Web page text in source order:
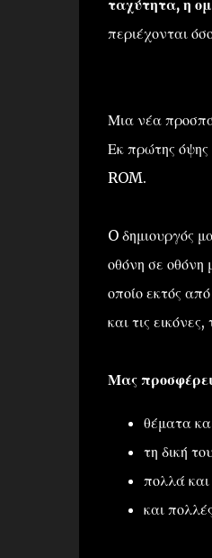
ταχύτητα, η
περιέχονται
Μια νέα
Εκ πρώτης όψης
ROM.
O δημιουργός
οθόνη σε
οποίο εκτός
και τις
Μας
θέματα
τη δική
πολλά
και